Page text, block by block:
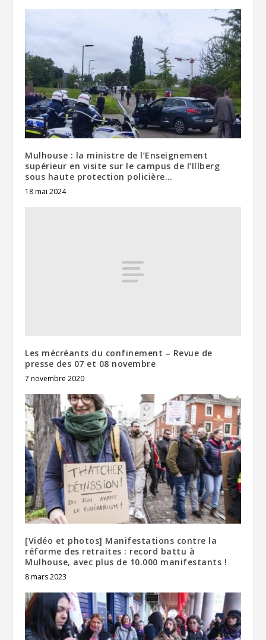
Mulhouse : la ministre de l’Enseignement
supérieur en visite sur le campus de l’Illberg
sous haute protection policière…
18 mai 2024
Les mécréants du confinement – Revue de
presse des 07 et 08 novembre
7 novembre 2020
[Vidéo et photos] Manifestations contre la
réforme des retraites : record battu à
Mulhouse, avec plus de 10.000 manifestants !
8 mars 2023